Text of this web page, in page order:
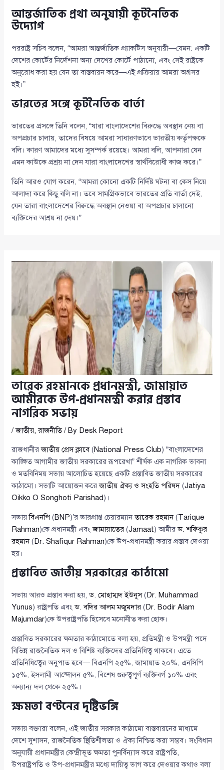
আন্তর্জাতিক প্রথা অনুযায়ী কূটনৈতিক
উদ্যোগ
পররাষ্ট্র সচিব বলেন, “আমরা আন্তর্জাতিক প্র্যাকটিস অনুযায়ী—যেমন: একটি
দেশের কোর্টের নির্দেশনা অন্য দেশের কোর্টে পাঠানো, এবং সেই রাষ্ট্রকে
অনুরোধ করা হয় যেন তা বাস্তবায়ন করে—এই প্রক্রিয়ায় আমরা অগ্রসর
হই।”
ভারতের সঙ্গে কূটনৈতিক বার্তা
ভারতের প্রসঙ্গে তিনি বলেন, “যারা বাংলাদেশের বিরুদ্ধে অবস্থান নেয় বা
অপপ্রচার চালায়, তাদের বিষয়ে আমরা সাধারণভাবে ভারতীয় কর্তৃপক্ষকে
বলি। কারণ আমাদের মধ্যে সুসম্পর্ক রয়েছে। আমরা বলি, আপনারা যেন
এমন কাউকে প্রশ্রয় না দেন যারা বাংলাদেশের স্বার্থবিরোধী কাজ করে।”
তিনি আরও যোগ করেন, “আমরা কোনো একটি নির্দিষ্ট ঘটনা বা কেস নিয়ে
আলাদা করে কিছু বলি না। তবে সামগ্রিকভাবে ভারতের প্রতি বার্তা দেই,
যেন তারা বাংলাদেশের বিরুদ্ধে অবস্থান নেওয়া বা অপপ্রচার চালানো
ব্যক্তিদের আশ্রয় না দেয়।”
তারেক রহমানকে প্রধানমন্ত্রী, জামায়াত
আমীরকে উপ-প্রধানমন্ত্রী করার প্রস্তাব
নাগরিক সভায়
/জাতীয়,রাজনীতি/ By Desk Report
রাজধানীরজাতীয় প্রেস ক্লাবে(National Press Club) “বাংলাদেশের
কাঙ্ক্ষিত আগামীর জাতীয় সরকারের রূপরেখা” শীর্ষক এক নাগরিক ভাবনা
ও মতবিনিময় সভায় আলোচিত হয়েছে একটি প্রস্তাবিত জাতীয় সরকারের
কাঠামো। সভাটি আয়োজন করেজাতীয় ঐক্য ও সংহতি পরিষদ (Jatiya
Oikko O Songhoti Parishad)।
সভায়বিএনপি (BNP)’র ভারপ্রাপ্ত চেয়ারম্যানতারেক রহমান(Tarique
Rahman)কে প্রধানমন্ত্রী এবংজামায়াতের (Jamaat) আমীরড. শফিকুর
রহমান( Dr. Shafiqur Rahman)কে উপ-প্রধানমন্ত্রী করার প্রস্তাব দেওয়া
হয়।
প্রস্তাবিত জাতীয় সরকারের কাঠামো
সভায় আরও প্রস্তাব করা হয়,ড. মোহাম্মদ ইউনূস( Dr. Muhammad
Yunus) রাষ্ট্রপতি এবংড. বদির আলম মজুমদার ( Dr. Bodir Alam
Majumdar)কে উপরাষ্ট্রপতি হিসেবে মনোনীত করা হোক।
প্রস্তাবিত সরকারের ক্ষমতার কাঠামোতে বলা হয়, প্রতিমন্ত্রী ও উপমন্ত্রী পদে
বিভিন্ন রাজনৈতিক দল ও বিশিষ্ট ব্যক্তিদের প্রতিনিধিত্ব থাকবে। এতে
প্রতিনিধিত্বের অনুপাত হবে— বিএনপি ২৫%, জামায়াত ২০%, এনসিপি
১৫%, ইসলামী আন্দোলন ৫%, বিশেষ গুরুত্বপূর্ণ ব্যক্তিবর্গ ১০% এবং
অন্যান্য দল থেকে ২৫%।
ক্ষমতা বণ্টনের দৃষ্টিভঙ্গি
সভায় বক্তারা বলেন, এই জাতীয় সরকার কাঠামো বাস্তবায়নের মাধ্যমে
দেশে সুশাসন, রাজনৈতিক স্থিতিশীলতা ও ঐক্য নিশ্চিত করা সম্ভব। সংবিধান
অনুযায়ী প্রধানমন্ত্রীর কেন্দ্রীভূত ক্ষমতা পুনর্বিন্যাস করে রাষ্ট্রপতি,
উপরাষ্ট্রপতি ও উপ-প্রধানমন্ত্রীর মধ্যে দায়িত্ব ভাগ করে দেওয়ার কথাও বলা